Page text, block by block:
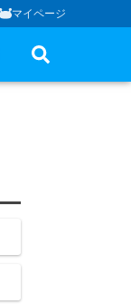
マイページ